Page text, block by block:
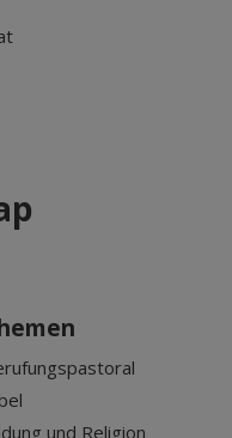
und Religion